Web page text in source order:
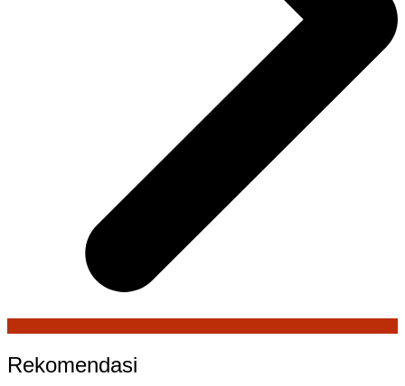
Rekomendasi